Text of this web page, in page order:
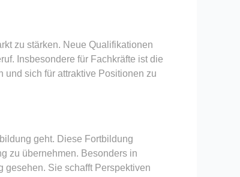
zu stärken. Neue Qualifikationen
Insbesondere für Fachkräfte ist die
sich für attraktive Positionen zu
geht. Diese Fortbildung
zu übernehmen. Besonders in
gesehen. Sie schafft Perspektiven